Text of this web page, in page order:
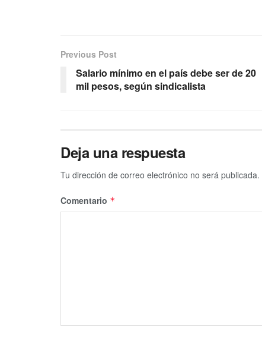
Previous Post
Salario mínimo en el país debe ser de 20
mil pesos, según sindicalista
Deja una respuesta
Tu dirección de correo electrónico no será publicada.
Comentario *